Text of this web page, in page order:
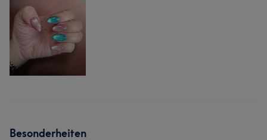
Besonderheiten